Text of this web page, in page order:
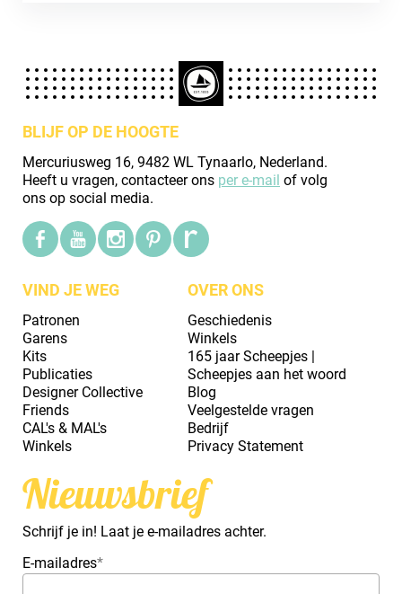
BLIJF OP DE HOOGTE
Mercuriusweg 16, 9482 WL Tynaarlo, Nederland.
Heeft u vragen, contacteer ons per e-mail of volg
ons op social media.
VIND JE WEG
Patronen
Garens
Kits
Publicaties
Designer Collective
Friends
CAL's & MAL's
Winkels
OVER ONS
Geschiedenis
Winkels
165 jaar Scheepjes |
Scheepjes aan het woord
Blog
Veelgestelde vragen
Bedrijf
Privacy Statement
Nieuwsbrief
Schrijf je in! Laat je e-mailadres achter.
E-mailadres*